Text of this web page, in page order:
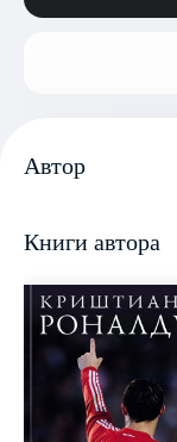
Автор
Книги автора